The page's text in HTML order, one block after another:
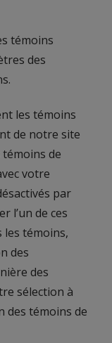
témoins
des
les témoins
de notre site
de
votre
par
l’un de ces
les témoins,
des
des
sélection à
des témoins de